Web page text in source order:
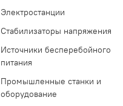
Электростанции
Стабилизаторы напряжения
Источники бесперебойного
питания
Промышленные станки и
оборудование